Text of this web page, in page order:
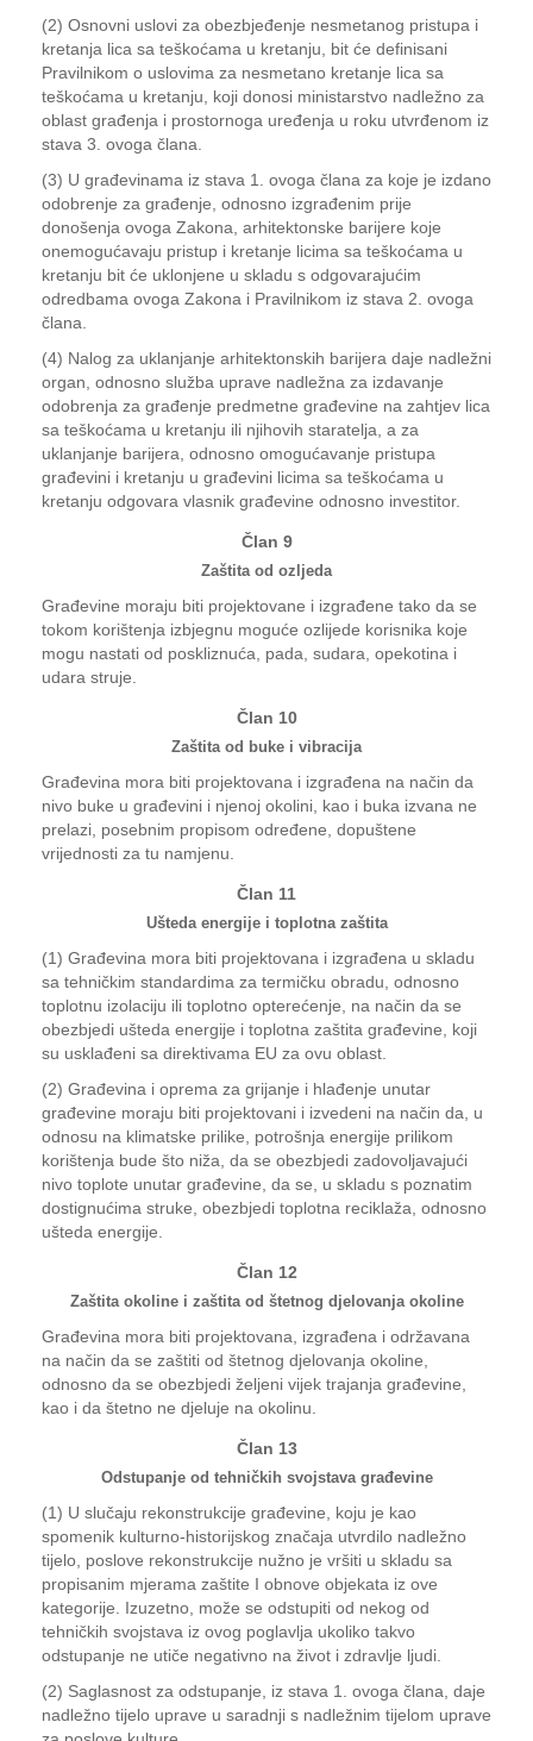
(2) Osnovni uslovi za obezbjeđenje nesmetanog pristupa i
kretanja lica sa teškoćama u kretanju, bit će definisani
Pravilnikom o uslovima za nesmetano kretanje lica sa
teškoćama u kretanju, koji donosi ministarstvo nadležno za
oblast građenja i prostornoga uređenja u roku utvrđenom iz
stava 3. ovoga člana.
(3) U građevinama iz stava 1. ovoga člana za koje je izdano
odobrenje za građenje, odnosno izgrađenim prije
donošenja ovoga Zakona, arhitektonske barijere koje
onemogućavaju pristup i kretanje licima sa teškoćama u
kretanju bit će uklonjene u skladu s odgovarajućim
odredbama ovoga Zakona i Pravilnikom iz stava 2. ovoga
člana.
(4) Nalog za uklanjanje arhitektonskih barijera daje nadležni
organ, odnosno služba uprave nadležna za izdavanje
odobrenja za građenje predmetne građevine na zahtjev lica
sa teškoćama u kretanju ili njihovih staratelja, a za
uklanjanje barijera, odnosno omogućavanje pristupa
građevini i kretanju u građevini licima sa teškoćama u
kretanju odgovara vlasnik građevine odnosno investitor.
Član 9
Zaštita od ozljeda
Građevine moraju biti projektovane i izgrađene tako da se
tokom korištenja izbjegnu moguće ozlijede korisnika koje
mogu nastati od poskliznuća, pada, sudara, opekotina i
udara struje.
Član 10
Zaštita od buke i vibracija
Građevina mora biti projektovana i izgrađena na način da
nivo buke u građevini i njenoj okolini, kao i buka izvana ne
prelazi, posebnim propisom određene, dopuštene
vrijednosti za tu namjenu.
Član 11
Ušteda energije i toplotna zaštita
(1) Građevina mora biti projektovana i izgrađena u skladu
sa tehničkim standardima za termičku obradu, odnosno
toplotnu izolaciju ili toplotno opterećenje, na način da se
obezbjedi ušteda energije i toplotna zaštita građevine, koji
su usklađeni sa direktivama EU za ovu oblast.
(2) Građevina i oprema za grijanje i hlađenje unutar
građevine moraju biti projektovani i izvedeni na način da, u
odnosu na klimatske prilike, potrošnja energije prilikom
korištenja bude što niža, da se obezbjedi zadovoljavajući
nivo toplote unutar građevine, da se, u skladu s poznatim
dostignućima struke, obezbjedi toplotna reciklaža, odnosno
ušteda energije.
Član 12
Zaštita okoline i zaštita od štetnog djelovanja okoline
Građevina mora biti projektovana, izgrađena i održavana
na način da se zaštiti od štetnog djelovanja okoline,
odnosno da se obezbjedi željeni vijek trajanja građevine,
kao i da štetno ne djeluje na okolinu.
Član 13
Odstupanje od tehničkih svojstava građevine
(1) U slučaju rekonstrukcije građevine, koju je kao
spomenik kulturno-historijskog značaja utvrdilo nadležno
tijelo, poslove rekonstrukcije nužno je vršiti u skladu sa
propisanim mjerama zaštite I obnove objekata iz ove
kategorije. Izuzetno, može se odstupiti od nekog od
tehničkih svojstava iz ovog poglavlja ukoliko takvo
odstupanje ne utiče negativno na život i zdravlje ljudi.
(2) Saglasnost za odstupanje, iz stava 1. ovoga člana, daje
nadležno tijelo uprave u saradnji s nadležnim tijelom uprave